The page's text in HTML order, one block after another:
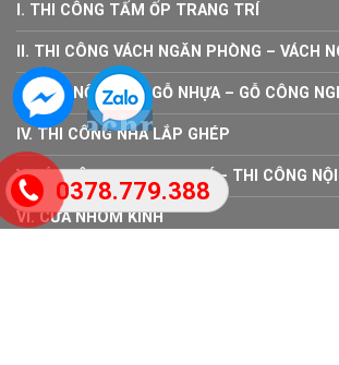
0378.779.388
I. THI CÔNG TẤM ỐP TRANG TRÍ
II. THI CÔNG VÁCH NGĂN PHÒNG – VÁCH
III. BÁN NỘI THẤT GỖ NHỰA – GỖ CÔNG
IV. THI CÔNG NHÀ LẮP GHÉP
V. BÁN VẬT TƯ TRANG TRÍ – THI CÔNG
VI. CỬA NHÔM KÍNH